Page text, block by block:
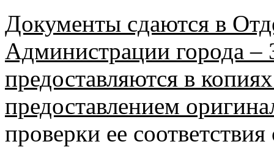
Документы сдаются в
Администрации города –
предоставляются в
предоставлением
проверки ее